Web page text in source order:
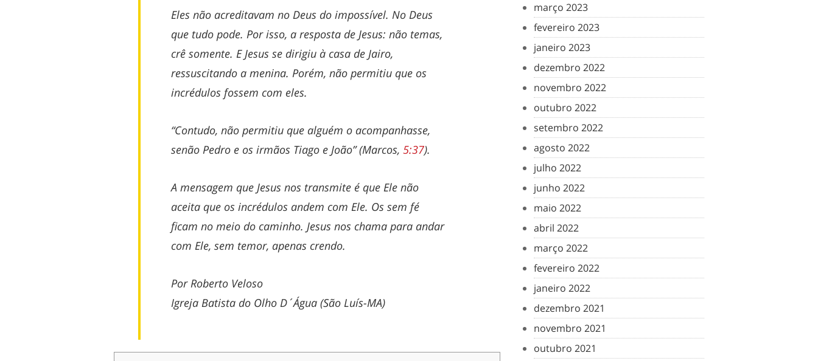
Eles não acreditavam no Deus do impossível. No Deus
que tudo pode. Por isso, a resposta de Jesus: não temas,
crê somente. E Jesus se dirigiu à casa de Jairo,
ressuscitando a menina. Porém, não permitiu que os
incrédulos fossem com eles.
“Contudo, não permitiu que alguém o acompanhasse,
senão Pedro e os irmãos Tiago e João” (Marcos, 5:37).
A mensagem que Jesus nos transmite é que Ele não
aceita que os incrédulos andem com Ele. Os sem fé
ficam no meio do caminho. Jesus nos chama para andar
com Ele, sem temor, apenas crendo.
Por Roberto Veloso
Igreja Batista do Olho D´Água (São Luís-MA)
março 2023
fevereiro 2023
janeiro 2023
dezembro 2022
novembro 2022
outubro 2022
setembro 2022
agosto 2022
julho 2022
junho 2022
maio 2022
abril 2022
março 2022
fevereiro 2022
janeiro 2022
dezembro 2021
novembro 2021
outubro 2021